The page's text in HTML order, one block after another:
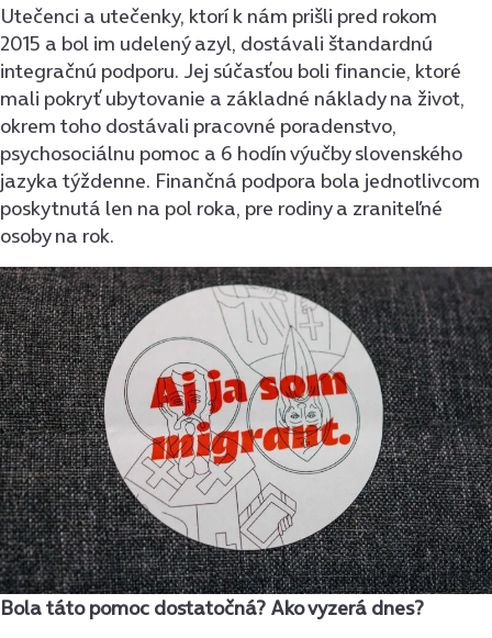
Utečenci a utečenky, ktorí k nám prišli pred rokom
2015 a bol im udelený azyl, dostávali štandardnú
integračnú podporu. Jej súčasťou boli financie, ktoré
mali pokryť ubytovanie a základné náklady na život,
okrem toho dostávali pracovné poradenstvo,
psychosociálnu pomoc a 6 hodín výučby slovenského
jazyka týždenne. Finančná podpora bola jednotlivcom
poskytnutá len na pol roka, pre rodiny a zraniteľné
osoby na rok.
Bola táto pomoc dostatočná? Ako vyzerá dnes?